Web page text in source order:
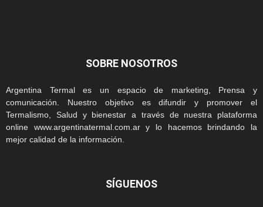
SOBRE NOSOTROS
Argentina Termal es un espacio de marketing, Prensa y
comunicación. Nuestro objetivo es difundir y promover el
Termalismo, Salud y bienestar a través de nuestra plataforma
online www.argentinatermal.com.ar y lo hacemos brindando la
mejor calidad de la información.
SÍGUENOS